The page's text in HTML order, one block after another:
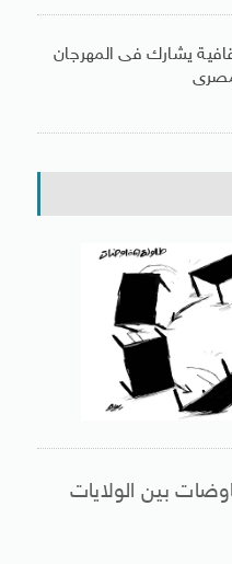
يشارك فى المهرجان
بين الولايات